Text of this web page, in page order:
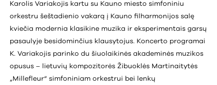
Karolis Variakojis kartu su Kauno miesto simfoniniu
orkestru šeštadienio vakarą į Kauno filharmonijos salę
kviečia modernia klasikine muzika ir eksperimentais garsų
pasaulyje besidominčius klausytojus. Koncerto programai
K. Variakojis parinko du šiuolaikinės akademinės muzikos
opusus – lietuvių kompozitorės Žibuoklės Martinaitytės
„Millefleur“ simfoniniam orkestrui bei lenkų